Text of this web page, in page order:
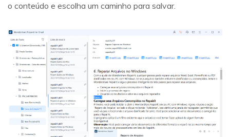
o conteúdo e escolha um caminho para salvar.